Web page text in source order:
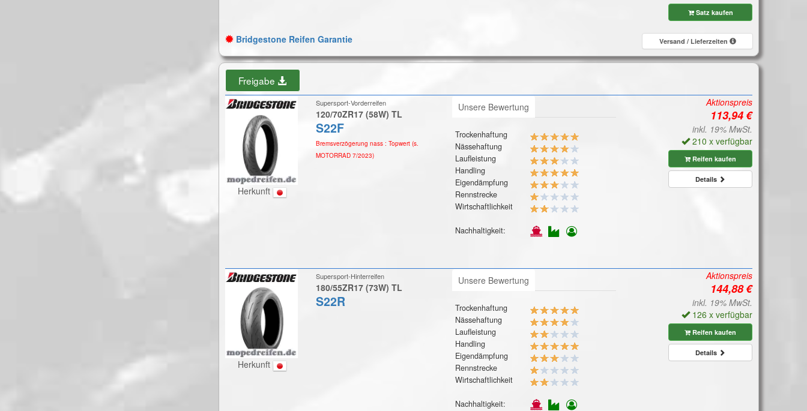
Satz kaufen
Bridgestone Reifen Garantie Versand / Lieferzeiten
Freigabe
Herkunft
Supersport-Vorderreifen
120/70ZR17 (58W) TL
S22F
Bremsverzögerung nass : Topwert (s.
MOTORRAD 7/2023)
Unsere Bewertung
Trockenhaftung
Nässehaftung
Laufleistung
Handling
Eigendämpfung
Rennstrecke
Wirtschaftlichkeit
Nachhaltigkeit:
Aktionspreis
inkl. 19% MwSt.
210 x verfügbar
Reifen kaufen
Details
Herkunft
Supersport-Hinterreifen
180/55ZR17 (73W) TL
S22R
Unsere Bewertung
Trockenhaftung
Nässehaftung
Laufleistung
Handling
Eigendämpfung
Rennstrecke
Wirtschaftlichkeit
Nachhaltigkeit:
Aktionspreis
inkl. 19% MwSt.
126 x verfügbar
Reifen kaufen
Details